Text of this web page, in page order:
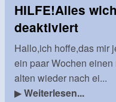
HILFE!Alles
deaktiviert
Hallo,ich hoffe,das mir
ein paar Wochen
alten wieder nach ei...
▶Weiterlesen...